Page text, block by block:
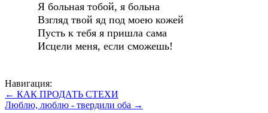
Я больная тобой, я больна
Взгляд твой яд под моею кожей
Пусть к тебя я пришла сама
Исцели меня, если сможешь!
Навигация:
← КАК ПРОДАТЬ СТЕХИ
Люблю, люблю - твердили оба →